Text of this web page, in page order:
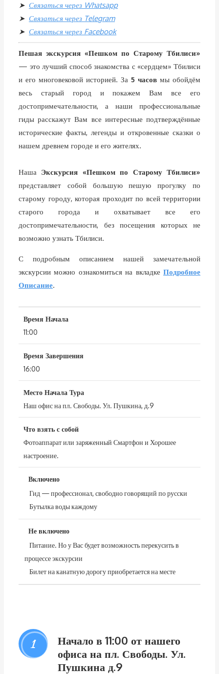
➤ Связаться через Whatsapp
➤ Связаться через Telegram
➤ Связаться через Facebook
Пешая экскурсия «Пешком по Старому Тбилиси»
— это лучший способ знакомства с «сердцем» Тбилиси
и его многовековой историей. За 5 часов мы обойдём
весь старый город и покажем Вам все его
достопримечательности, а наши профессиональные
гиды расскажут Вам все интересные подтверждённые
исторические факты, легенды и откровенные сказки о
нашем древнем городе и его жителях.
Наша Экскурсия «Пешком по Старому Тбилиси»
представляет собой большую пешую прогулку по
старому городу, которая проходит по всей территории
старого города и охватывает все его
достопримечательности, без посещения которых не
возможно узнать Тбилиси.
С подробным описанием нашей замечательной
экскурсии можно ознакомиться на вкладке Подробное
Описание.
Время Начала
11:00
Время Завершения
16:00
Место Начала Тура
Наш офис на пл. Свободы. Ул. Пушкина, д.9
Что взять с собой
Фотоаппарат или заряженный Смартфон и Хорошее
настроение.
Включено
Гид — профессионал, свободно говорящий по русски
Бутылка воды каждому
Не включено
Питание. Но у Вас будет возможность перекусить в
процессе экскурсии
Билет на канатную дорогу приобретается на месте
1
Начало в 11:00 от нашего
офиса на пл. Свободы. Ул.
Пушкина д.9